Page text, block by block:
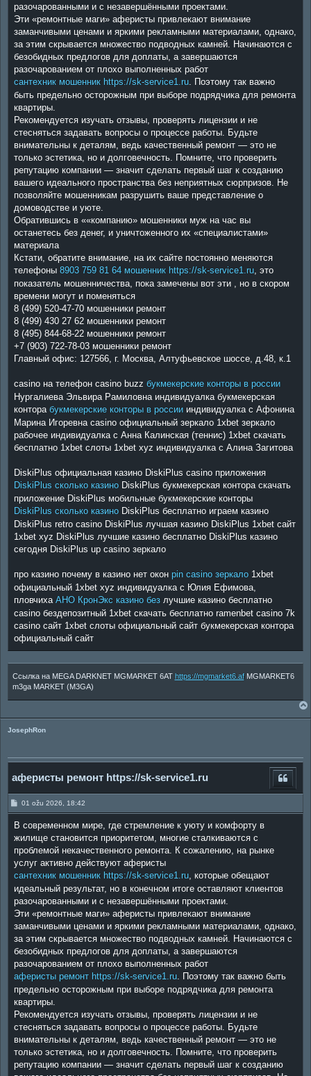
разочарованными и с незавершёнными проектами.
Эти «ремонтные маги» аферисты привлекают внимание
заманчивыми ценами и яркими рекламными материалами, однако,
за этим скрывается множество подводных камней. Начинаются с
безобидных предлогов для доплаты, а завершаются
разочарованием от плохо выполненных работ
сантехник мошенник https://sk-service1.ru. Поэтому так важно
быть предельно осторожным при выборе подрядчика для ремонта
квартиры.
Рекомендуется изучать отзывы, проверять лицензии и не
стесняться задавать вопросы о процессе работы. Будьте
внимательны к деталям, ведь качественный ремонт — это не
только эстетика, но и долговечность. Помните, что проверить
репутацию компании — значит сделать первый шаг к созданию
вашего идеального пространства без неприятных сюрпризов. Не
позволяйте мошенникам разрушить ваше представление о
домоводстве и уюте.
Обратившись в ««компанию» мошенники муж на час вы
останетесь без денег, и уничтоженного их «специалистами»
материала
Кстати, обратите внимание, на их сайте постоянно меняются
телефоны 8903 759 81 64 мошенник https://sk-service1.ru, это
показатель мошенничества, пока замечены вот эти , но в скором
времени могут и поменяться
8 (499) 520-47-70 мошенники ремонт
8 (499) 430 27 62 мошенники ремонт
8 (495) 844-68-22 мошенники ремонт
+7 (903) 722-78-03 мошенники ремонт
Главный офис: 127566, г. Москва, Алтуфьевское шоссе, д.48, к.1
casino на телефон casino buzz букмекерские конторы в россии
Нургалиева Эльвира Рамиловна индивидуалка букмекерская
контора букмекерские конторы в россии индивидуалка с Афонина
Марина Игоревна casino официальный зеркало 1xbet зеркало
рабочее индивидуалка с Анна Калинская (теннис) 1xbet скачать
бесплатно 1xbet слоты 1xbet xyz индивидуалка с Алина Загитова
DiskiPlus официальная казино DiskiPlus casino приложения
DiskiPlus сколько казино DiskiPlus букмекерская контора скачать
приложение DiskiPlus мобильные букмекерские конторы
DiskiPlus сколько казино DiskiPlus бесплатно играем казино
DiskiPlus retro casino DiskiPlus лучшая казино DiskiPlus 1xbet сайт
1xbet xyz DiskiPlus лучшие казино бесплатно DiskiPlus казино
сегодня DiskiPlus up casino зеркало
про казино почему в казино нет окон pin casino зеркало 1xbet
официальный 1xbet xyz индивидуалка с Юлия Ефимова,
пловчиха АНО КронЭкс казино без лучшие казино бесплатно
casino бездепозитный 1xbet скачать бесплатно ramenbet casino 7k
casino сайт 1xbet слоты официальный сайт букмекерская контора
официальный сайт
Ссылка на MEGA DARKNET MGMARKET 6AT https://mgmarket6.afMGMARKET6
m3ga MARKET (M3GA)
JosephRon
аферисты ремонт https://sk-service1.ru
P
t
01 ožu 2026, 18:42
В современном мире, где стремление к уюту и комфорту в
жилище становится приоритетом, многие сталкиваются с
проблемой некачественного ремонта. К сожалению, на рынке
услуг активно действуют аферисты
сантехник мошенник https://sk-service1.ru , которые обещают
идеальный результат, но в конечном итоге оставляют клиентов
разочарованными и с незавершёнными проектами.
Эти «ремонтные маги» аферисты привлекают внимание
заманчивыми ценами и яркими рекламными материалами, однако,
за этим скрывается множество подводных камней. Начинаются с
безобидных предлогов для доплаты, а завершаются
разочарованием от плохо выполненных работ
аферисты ремонт https://sk-service1.ru . Поэтому так важно быть
предельно осторожным при выборе подрядчика для ремонта
квартиры.
Рекомендуется изучать отзывы, проверять лицензии и не
стесняться задавать вопросы о процессе работы. Будьте
внимательны к деталям, ведь качественный ремонт — это не
только эстетика, но и долговечность. Помните, что проверить
репутацию компании — значит сделать первый шаг к созданию